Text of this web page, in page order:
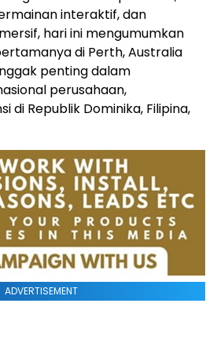
interaktif, dan
hari ini mengumumkan
di Perth, Australia
penting dalam
perusahaan,
di Republik Dominika, Filipina,
ADVERTISEMENT